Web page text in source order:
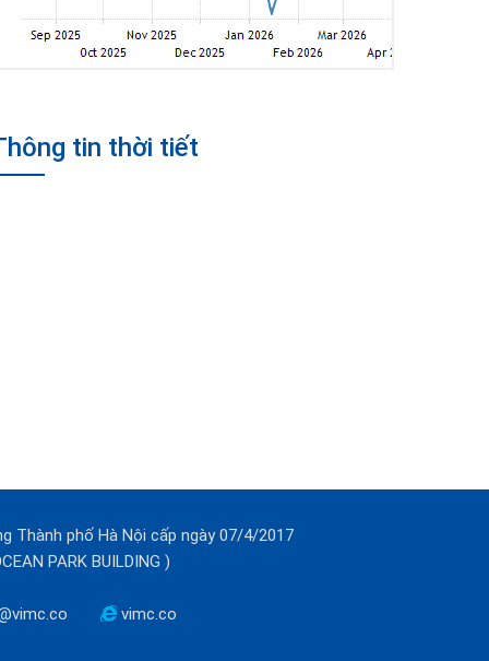
tin thời tiết
Thành phố Hà Nội cấp ngày 07/4/2017
PARK BUILDING )
vimc.co